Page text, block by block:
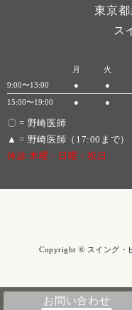
お問い合わせ
東京都
ス
月 火
9:00〜13:00
● ●
15:00〜19:00
● ●
〇 = 野崎医師
▲ = 野崎医師（17:00まで）
休診 木曜・日曜・祝日
Copyright © スイング・